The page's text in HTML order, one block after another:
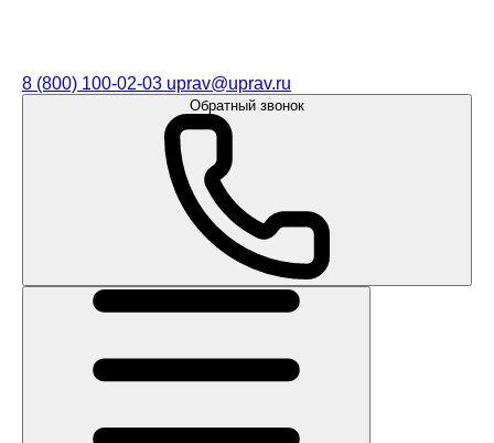
8 (800) 100-02-03 uprav@uprav.ru
Обратный звонок